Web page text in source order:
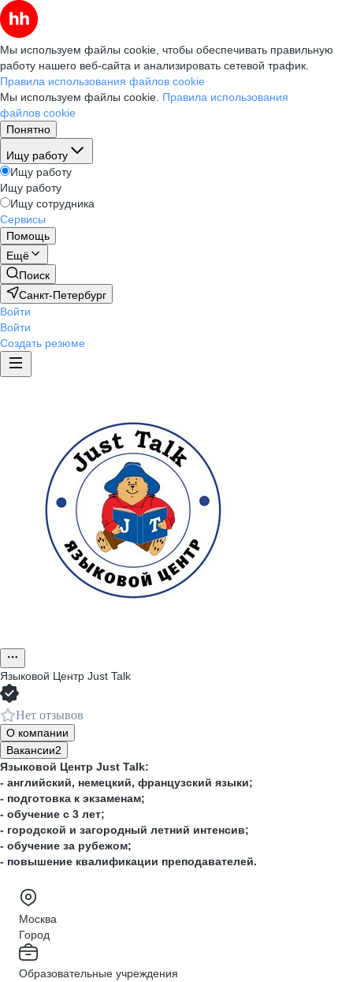
Мы используем файлы cookie, чтобы обеспечивать правильную
работу нашего веб-сайта и анализировать сетевой трафик.
Правила использования файлов cookie
Мы используем файлы cookie. Правила использования
файлов cookie
Понятно
Ищу работу
Ищу работу
Ищу работу
Ищу сотрудника
Сервисы
Помощь
Ещё
Поиск
Санкт-Петербург
Войти
Войти
Создать резюме
Языковой Центр Just Talk
Нет отзывов
О компании
Вакансии2
Языковой Центр Just Talk:
- английский, немецкий, французский языки;
- подготовка к экзаменам;
- обучение с 3 лет;
- городской и загородный летний интенсив;
- обучение за рубежом;
- повышение квалификации преподавателей.
Москва
Город
Образовательные учреждения